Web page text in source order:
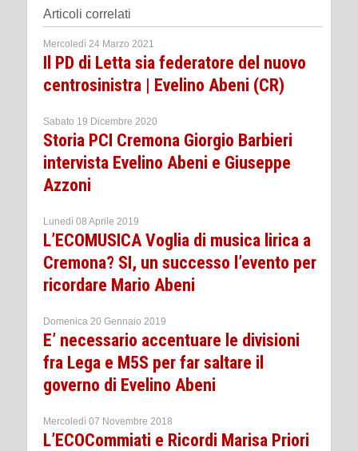
Articoli correlati
Mercoledì 24 Marzo 2021
Il PD di Letta sia federatore del nuovo
centrosinistra | Evelino Abeni (CR)
Sabato 19 Dicembre 2020
Storia PCI Cremona Giorgio Barbieri
intervista Evelino Abeni e Giuseppe
Azzoni
Lunedì 08 Aprile 2019
L’ECOMUSICA Voglia di musica lirica a
Cremona? SI, un successo l’evento per
ricordare Mario Abeni
Domenica 20 Gennaio 2019
E’ necessario accentuare le divisioni
fra Lega e M5S per far saltare il
governo di Evelino Abeni
Mercoledì 07 Novembre 2018
L’ECOCommiati e Ricordi Marisa Priori